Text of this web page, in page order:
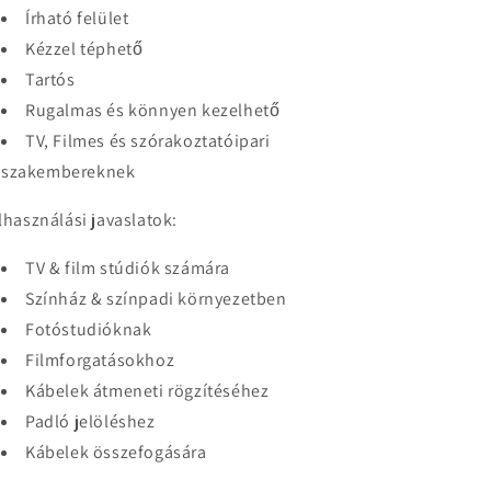
Írható felület
Kézzel téphető
Tartós
Rugalmas és könnyen kezelhető
TV, Filmes és szórakoztatóipari
szakembereknek
javaslatok:
TV & film stúdiók számára
Színház & színpadi környezetben
Fotóstudióknak
Filmforgatásokhoz
Kábelek átmeneti rögzítéséhez
Padló jelöléshez
Kábelek összefogására